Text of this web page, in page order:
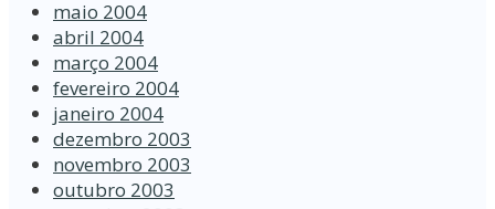
maio 2004
abril 2004
março 2004
fevereiro 2004
janeiro 2004
dezembro 2003
novembro 2003
outubro 2003